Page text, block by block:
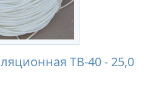
ТВ-40 - 25,0